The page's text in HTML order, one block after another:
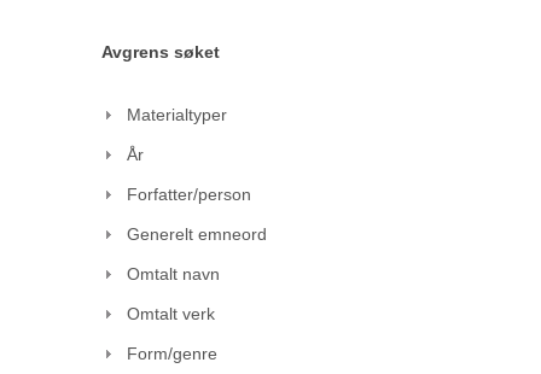
Avgrens søket
Materialtyper
År
Forfatter/person
Generelt emneord
Omtalt navn
Omtalt verk
Form/genre